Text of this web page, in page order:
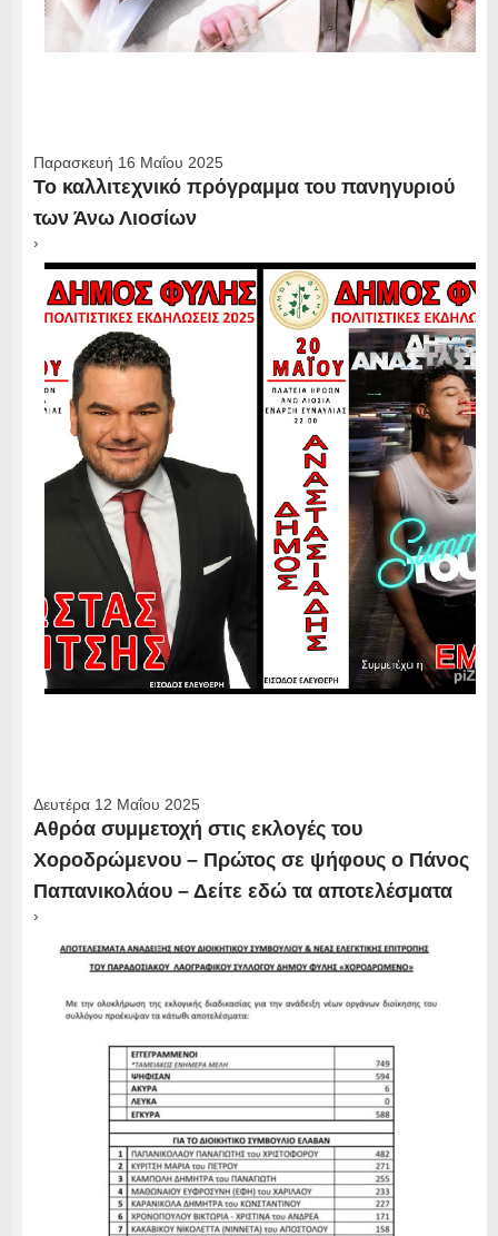
Παρασκευή 16 Μαΐου 2025
Το καλλιτεχνικό πρόγραμμα του πανηγυριού
των Άνω Λιοσίων
›
Δευτέρα 12 Μαΐου 2025
Αθρόα συμμετοχή στις εκλογές του
Χοροδρώμενου – Πρώτος σε ψήφους ο Πάνος
Παπανικολάου – Δείτε εδώ τα αποτελέσματα
›